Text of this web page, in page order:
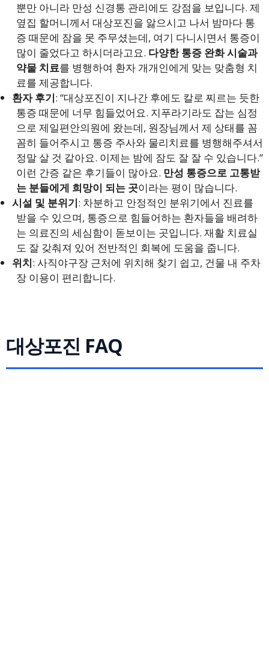
뿐만 아니라 만성 신경통 관리에도 강점을 보입니다. 제
옆집 할머니께서 대상포진을 앓으시고 나서 밤마다 통
증 때문에 잠을 못 주무셨는데, 여기 다니시면서 통증이
많이 줄었다고 하시더라고요. 다양한 통증 완화 시술과
약물 치료를 병행하여 환자 개개인에게 맞는 맞춤형 치
료를 제공합니다.
환자 후기: “대상포진이 지나간 후에도 칼로 찌르는 듯한
통증 때문에 너무 힘들었어요. 지푸라기라도 잡는 심정
으로 제일편안의원에 왔는데, 원장님께서 제 상태를 꼼
꼼히 들어주시고 통증 주사와 물리치료를 병행해주셔서
정말 살 것 같아요. 이제는 밤에 잠도 잘 잘 수 있습니다.”
이런 간증 같은 후기들이 많아요. 만성 통증으로 고통받
는 분들에게 희망이 되는 곳이라는 평이 많습니다.
시설 및 분위기: 차분하고 안정적인 분위기에서 진료를
받을 수 있으며, 통증으로 힘들어하는 환자들을 배려하
는 의료진의 세심함이 돋보이는 곳입니다. 재활 치료실
도 잘 갖춰져 있어 전반적인 회복에 도움을 줍니다.
위치: 사직야구장 근처에 위치해 찾기 쉽고, 건물 내 주차
장 이용이 편리합니다.
대상포진 FAQ